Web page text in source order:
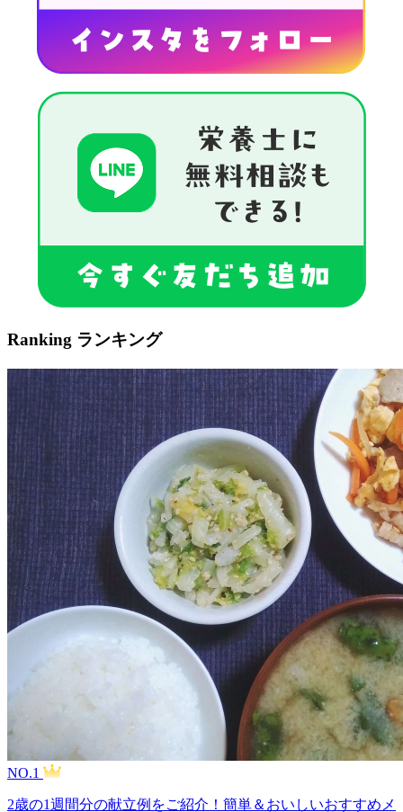
Ranking ランキング
NO.1
2歳の1週間分の献立例をご紹介！簡単＆おいしいおすすめメ